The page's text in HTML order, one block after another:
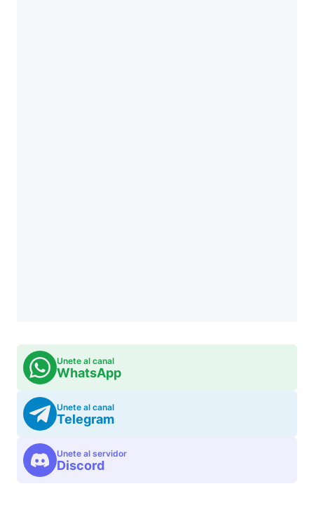
Unete al canal
WhatsApp
Unete al canal
Telegram
Unete al servidor
Discord